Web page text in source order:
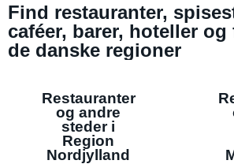
Find restauranter,
caféer, barer, hoteller
de danske regioner
Restauranter
og andre
steder i
Region
Nordjylland